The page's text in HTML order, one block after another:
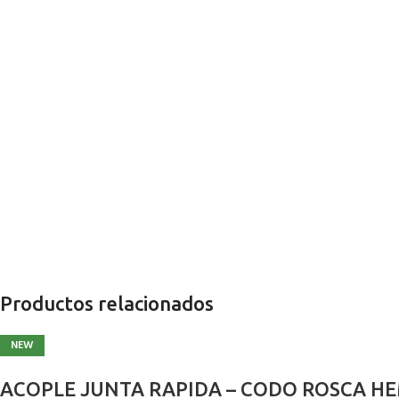
Productos relacionados
NEW
ACOPLE JUNTA RAPIDA – CODO ROSCA